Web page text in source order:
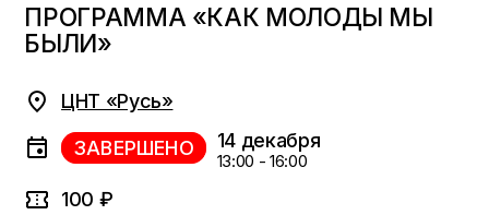
ПРОГРАММА «КАК МОЛОДЫ МЫ
БЫЛИ»
ЦНТ «Русь»
ЗАВЕРШЕНО 14 декабря
13:00 - 16:00
100 ₽